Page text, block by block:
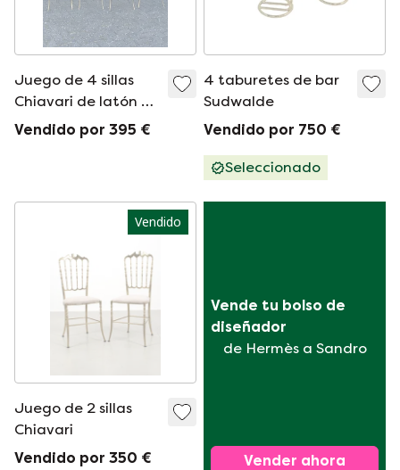
Juego de 4 sillas
Chiavari de latón de
Giuseppe Gaetano
Vendido por 395 €
4 taburetes de bar
Sudwalde
Vendido por 750 €
Seleccionado
Vendido
Juego de 2 sillas
Chiavari
Vendido por 350 €
Vende tu bolso de
diseñador
de Hermès a Sandro
Vender ahora